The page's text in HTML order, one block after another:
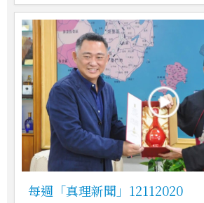
每週「真理新聞」12112020